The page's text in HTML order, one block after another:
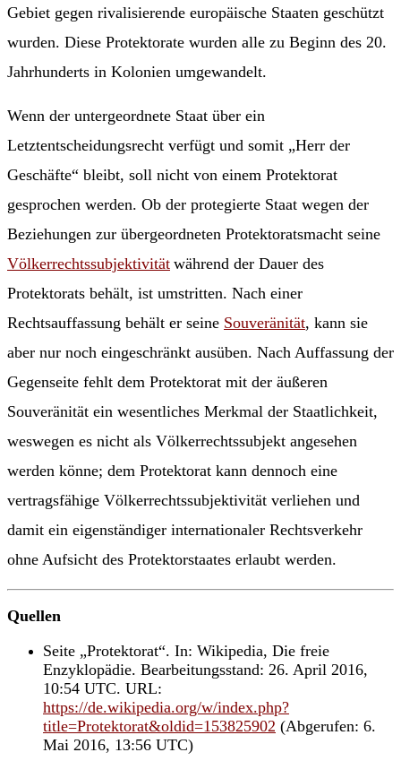
Gebiet gegen rivalisierende europäische Staaten geschützt
wurden. Diese Protektorate wurden alle zu Beginn des 20.
Jahrhunderts in Kolonien umgewandelt.
Wenn der untergeordnete Staat über ein
Letztentscheidungsrecht verfügt und somit „Herr der
Geschäfte“ bleibt, soll nicht von einem Protektorat
gesprochen werden. Ob der protegierte Staat wegen der
Beziehungen zur übergeordneten Protektoratsmacht seine
Völkerrechtssubjektivität während der Dauer des
Protektorats behält, ist umstritten. Nach einer
Rechtsauffassung behält er seine Souveränität, kann sie
aber nur noch eingeschränkt ausüben. Nach Auffassung der
Gegenseite fehlt dem Protektorat mit der äußeren
Souveränität ein wesentliches Merkmal der Staatlichkeit,
weswegen es nicht als Völkerrechtssubjekt angesehen
werden könne; dem Protektorat kann dennoch eine
vertragsfähige Völkerrechtssubjektivität verliehen und
damit ein eigenständiger internationaler Rechtsverkehr
ohne Aufsicht des Protektorstaates erlaubt werden.
Quellen
Seite „Protektorat“. In: Wikipedia, Die freie
Enzyklopädie. Bearbeitungsstand: 26. April 2016,
10:54 UTC. URL:
https://de.wikipedia.org/w/index.php?
title=Protektorat&oldid=153825902 (Abgerufen: 6.
Mai 2016, 13:56 UTC)